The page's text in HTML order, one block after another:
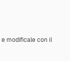
e modificale con il